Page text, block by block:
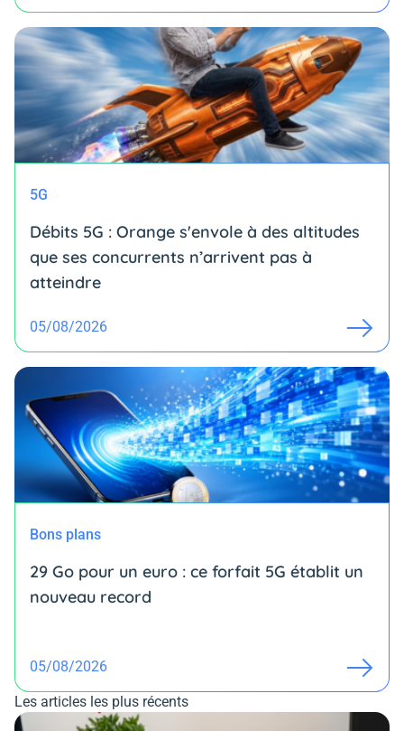
5G
Débits 5G : Orange s'envole à des altitudes
que ses concurrents n’arrivent pas à
atteindre
05/08/2026
Bons plans
29 Go pour un euro : ce forfait 5G établit un
nouveau record
05/08/2026
Les articles les plus récents